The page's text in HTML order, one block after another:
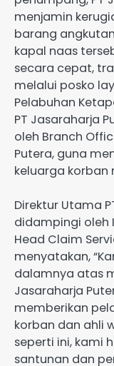
menjamin
barang
kapal naas
secara cepat,
melalui posko
Pelabuhan
PT Jasaraharja
oleh Branch
Putera, guna
keluarga korban
Direktur Utama
didampingi oleh
Head Claim
menyatakan,
dalamnya atas
Jasaraharja
memberikan
korban dan ahli
seperti ini, kami
santunan dan